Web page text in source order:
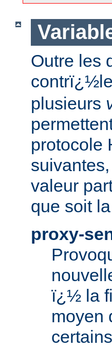
Outre les
plusieurs
protocole
valeur
que soit
proxy-
ï¿½ la
moyen